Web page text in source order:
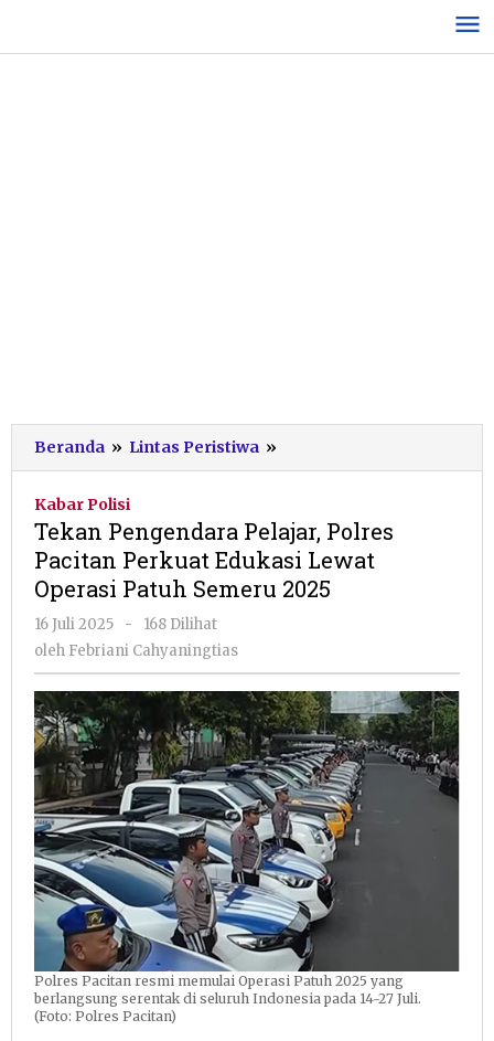
konten
Beranda » Lintas Peristiwa »
Pengendara
Pacitan
Perkuat
Edukasi
Semeru
2025
Kabar Polisi
Tekan Pengendara Pelajar, Polres
Pacitan Perkuat Edukasi Lewat
Operasi Patuh Semeru 2025
16 Juli 2025
oleh
Febriani
Cahyaningtias
-
168 Dilihat
oleh Febriani Cahyaningtias
Polres Pacitan resmi memulai Operasi Patuh 2025 yang
berlangsung serentak di seluruh Indonesia pada 14-27 Juli.
(Foto: Polres Pacitan)